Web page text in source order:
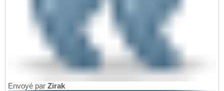
Envoyé par Zirak